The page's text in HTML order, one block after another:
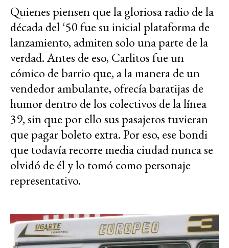
Quienes piensen que la gloriosa radio de la
década del ‘50 fue su inicial plataforma de
lanzamiento, admiten solo una parte de la
verdad. Antes de eso, Carlitos fue un
cómico de barrio que, a la manera de un
vendedor ambulante, ofrecía baratijas de
humor dentro de los colectivos de la línea
39, sin que por ello sus pasajeros tuvieran
que pagar boleto extra. Por eso, ese bondi
que todavía recorre media ciudad nunca se
olvidó de él y lo tomó como personaje
representativo.